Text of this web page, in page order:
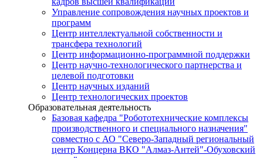
Управление сопровождения научных проектов и
программ
Центр интеллектуальной собственности и
трансфера технологий
Центр информационно-программной поддержки
Центр научно-технологического партнерства и
целевой подготовки
Центр научных изданий
Центр технологических проектов
Образовательная деятельность
Базовая кафедра "Робототехнические комплексы
производственного и специального назначения"
совместно с АО "Северо-Западный региональный
центр Концерна ВКО "Алмаз-Антей"-Обуховский